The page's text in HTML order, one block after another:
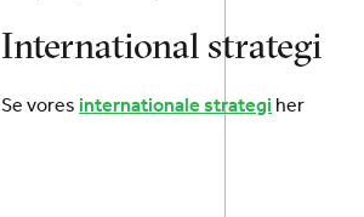
International strategi
Se vores internationale strategi her